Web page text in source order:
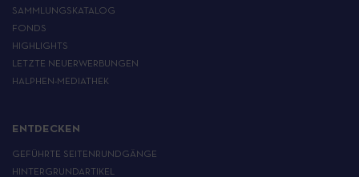
SAMMLUNGSKATALOG
FONDS
HIGHLIGHTS
LETZTE NEUERWERBUNGEN
HALPHEN-MEDIATHEK
ENTDECKEN
GEFÜHRTE SEITENRUNDGÄNGE
HINTERGRUNDARTIKEL